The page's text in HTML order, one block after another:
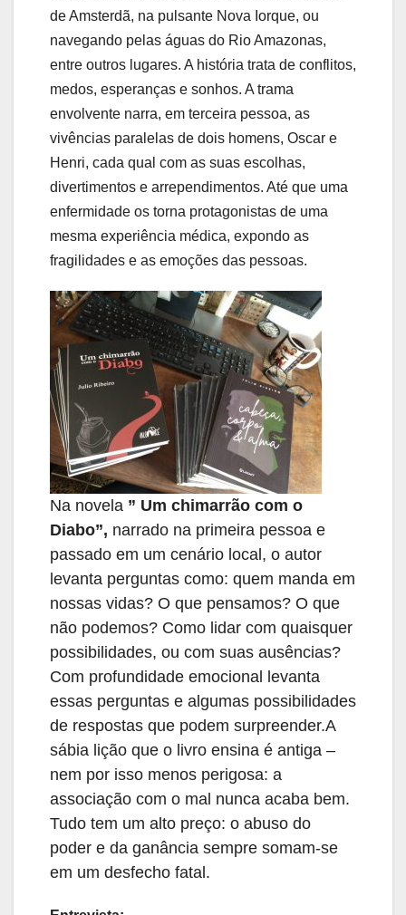
de Amsterdã, na pulsante Nova Iorque, ou
navegando pelas águas do Rio Amazonas,
entre outros lugares. A história trata de conflitos,
medos, esperanças e sonhos. A trama
envolvente narra, em terceira pessoa, as
vivências paralelas de dois homens, Oscar e
Henri, cada qual com as suas escolhas,
divertimentos e arrependimentos. Até que uma
enfermidade os torna protagonistas de uma
mesma experiência médica, expondo as
fragilidades e as emoções das pessoas.
Na novela ” Um chimarrão com o
Diabo”, narrado na primeira pessoa e
passado em um cenário local, o autor
levanta perguntas como: quem manda em
nossas vidas? O que pensamos? O que
não podemos? Como lidar com quaisquer
possibilidades, ou com suas ausências?
Com profundidade emocional levanta
essas perguntas e algumas possibilidades
de respostas que podem surpreender.A
sábia lição que o livro ensina é antiga –
nem por isso menos perigosa: a
associação com o mal nunca acaba bem.
Tudo tem um alto preço: o abuso do
poder e da ganância sempre somam-se
em um desfecho fatal.